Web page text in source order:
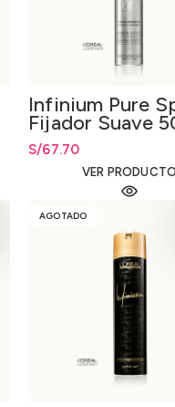
Infinium Pure
Fijador Suave
S/67.70
VER PRODUCTO
AGOTADO